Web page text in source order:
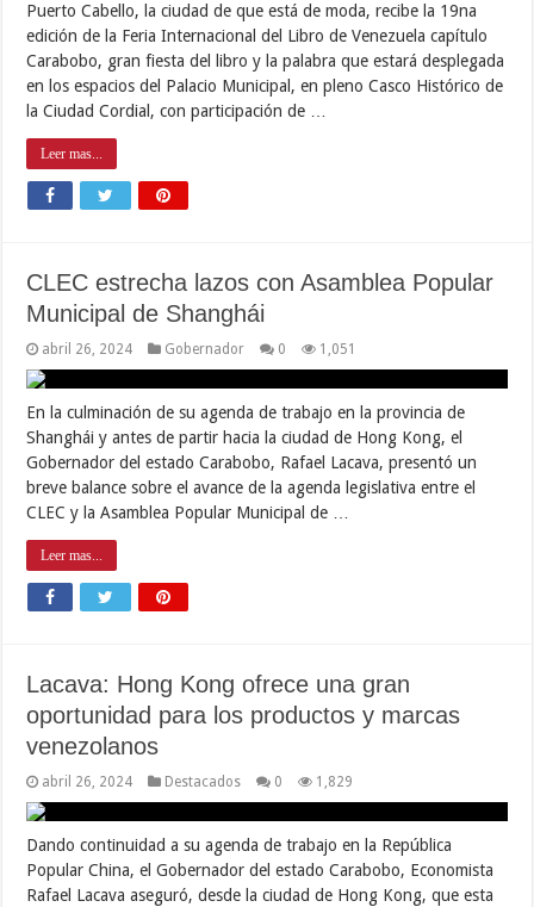
Puerto Cabello, la ciudad de que está de moda, recibe la 19na
edición de la Feria Internacional del Libro de Venezuela capítulo
Carabobo, gran fiesta del libro y la palabra que estará desplegada
en los espacios del Palacio Municipal, en pleno Casco Histórico de
la Ciudad Cordial, con participación de …
Leer mas...
CLEC estrecha lazos con Asamblea Popular
Municipal de Shanghái
abril 26, 2024 Gobernador 0 1,051
En la culminación de su agenda de trabajo en la provincia de
Shanghái y antes de partir hacia la ciudad de Hong Kong, el
Gobernador del estado Carabobo, Rafael Lacava, presentó un
breve balance sobre el avance de la agenda legislativa entre el
CLEC y la Asamblea Popular Municipal de …
Leer mas...
Lacava: Hong Kong ofrece una gran
oportunidad para los productos y marcas
venezolanos
abril 26, 2024 Destacados 0 1,829
Dando continuidad a su agenda de trabajo en la República
Popular China, el Gobernador del estado Carabobo, Economista
Rafael Lacava aseguró, desde la ciudad de Hong Kong, que esta